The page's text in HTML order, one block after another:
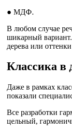
● МДФ.
В любом случае
шикарный
дерева или
Классика в
Даже в рамках
показали
Все разработки
цельный,